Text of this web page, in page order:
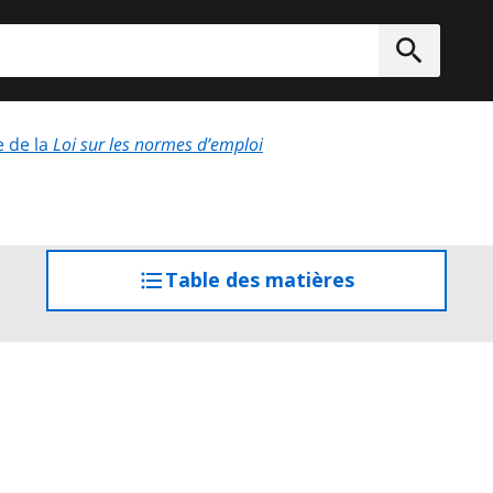
de la Loi sur les normes d’emploi
Table des matièresaccéder
à